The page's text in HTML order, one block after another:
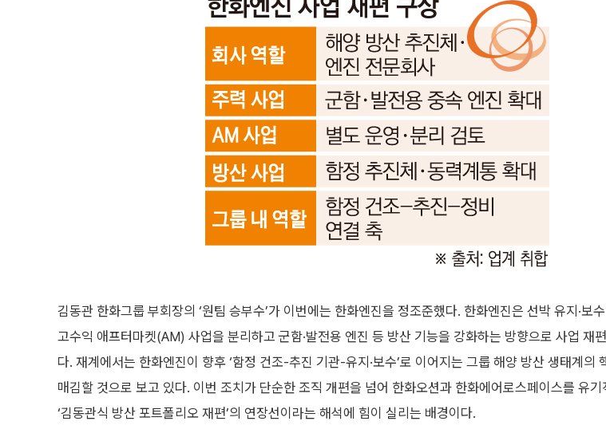
김동관 한화그룹 부회장의 ‘원팀 승부수’가 이번에는 한화엔진을 정조준했다. 한화엔진은 선박 유지·보
고수익 애프터마켓(AM) 사업을 분리하고 군함·발전용 엔진 등 방산 기능을 강화하는 방향으로 사업 재
다. 재계에서는 한화엔진이 향후 ‘함정 건조-추진 기관-유지·보수’로 이어지는 그룹 해양 방산 생태계의
매김할 것으로 보고 있다. 이번 조치가 단순한 조직 개편을 넘어 한화오션과 한화에어로스페이스를 유
‘김동관식 방산 포트폴리오 재편’의 연장선이라는 해석에 힘이 실리는 배경이다.